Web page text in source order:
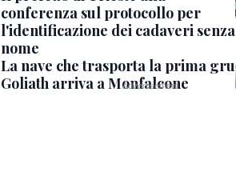
conferenza sul protocollo per
l'identificazione dei cadaveri senza
nome
La nave che trasporta la prima gru
Goliath arriva a Monfalcone